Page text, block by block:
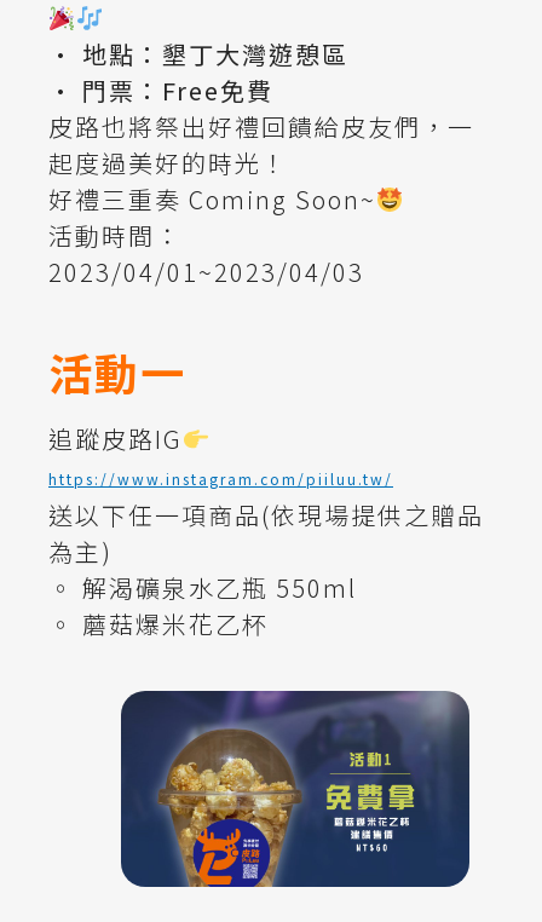
• 地點：墾丁大灣遊憩區
• 門票：Free免費
皮路也將祭出好禮回饋給皮友們，一
起度過美好的時光！
好禮三重奏 Coming Soon~
活動時間：
2023/04/01~2023/04/03
活動一
追蹤皮路IG
https://www.instagram.com/piiluu.tw/
送以下任一項商品(依現場提供之贈品
為主)
◦ 解渴礦泉水乙瓶 550ml
◦ 蘑菇爆米花乙杯